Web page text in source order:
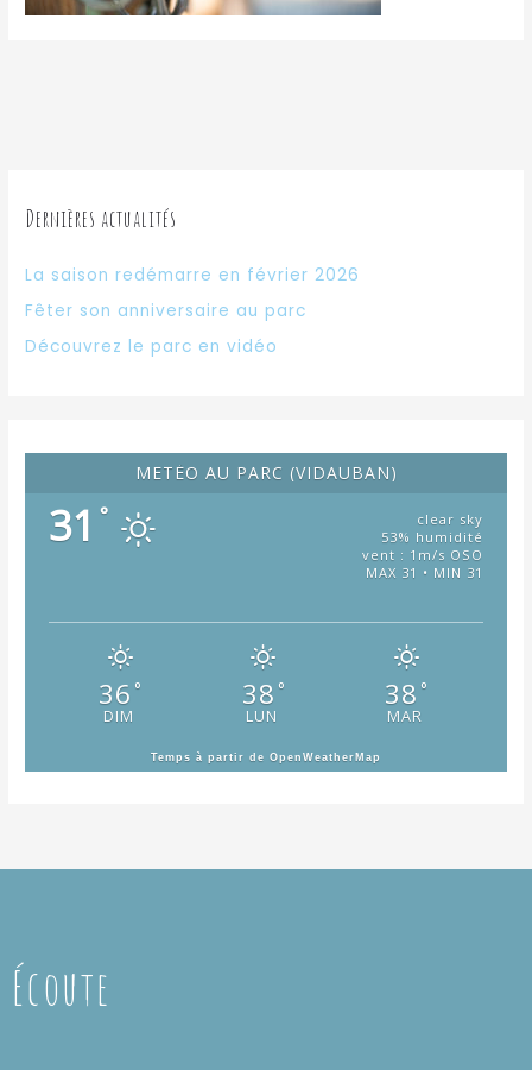
Dernières actualités
La saison redémarre en février 2026
Fêter son anniversaire au parc
Découvrez le parc en vidéo
METÉO AU PARC (VIDAUBAN)
31 °
clear sky
53% humidité
vent : 1m/s OSO
MAX 31 • MIN 31
36 °
DIM
38 °
LUN
38 °
MAR
Temps à partir de OpenWeatherMap
Écoute